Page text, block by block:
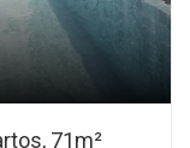
71m²